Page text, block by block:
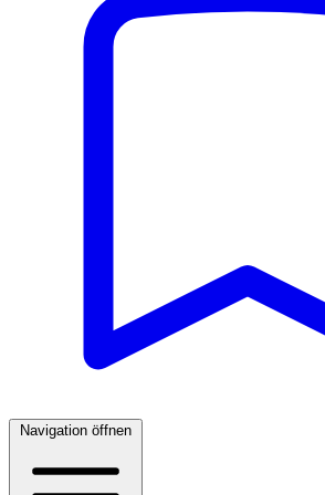
Navigation öffnen